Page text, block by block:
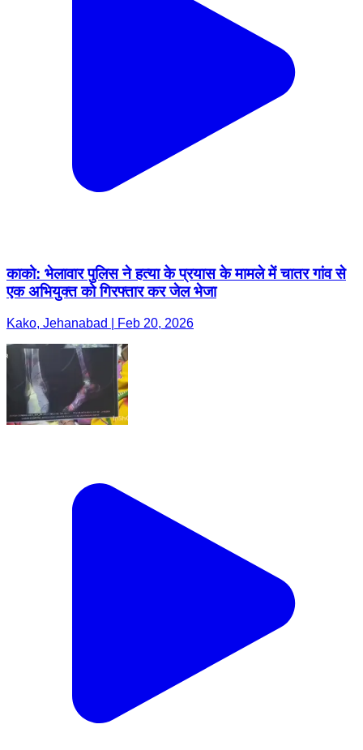
काको: भेलावार पुलिस ने हत्या के प्रयास के मामले में चातर गांव से
एक अभियुक्त को गिरफ्तार कर जेल भेजा
Kako, Jehanabad | Feb 20, 2026